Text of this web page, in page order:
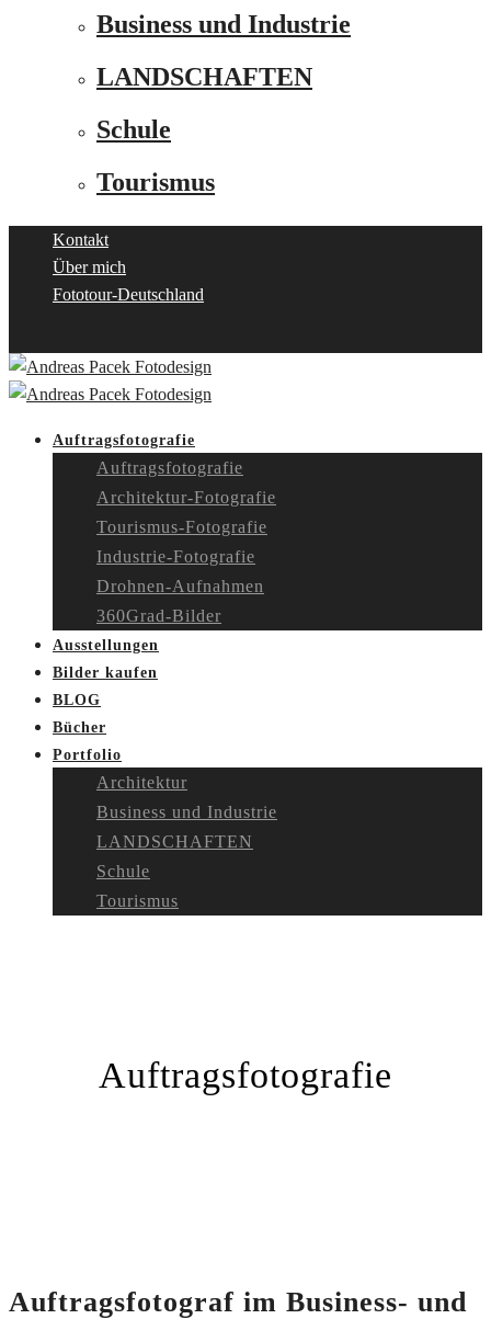
Business und Industrie
LANDSCHAFTEN
Schule
Tourismus
Kontakt
Über mich
Fototour-Deutschland
Auftragsfotografie
Auftragsfotografie
Architektur-Fotografie
Tourismus-Fotografie
Industrie-Fotografie
Drohnen-Aufnahmen
360Grad-Bilder
Ausstellungen
Bilder kaufen
BLOG
Bücher
Portfolio
Architektur
Business und Industrie
LANDSCHAFTEN
Schule
Tourismus
Auftragsfotografie
Auftragsfotograf im Business- und